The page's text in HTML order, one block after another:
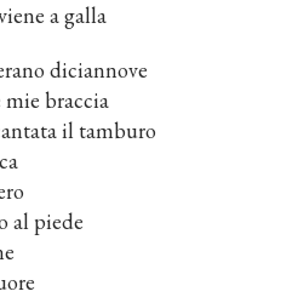
a galla
diciannove
mie braccia
il tamburo
al piede